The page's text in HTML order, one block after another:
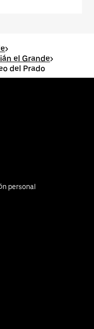
>
el Grande>
del Prado
personal